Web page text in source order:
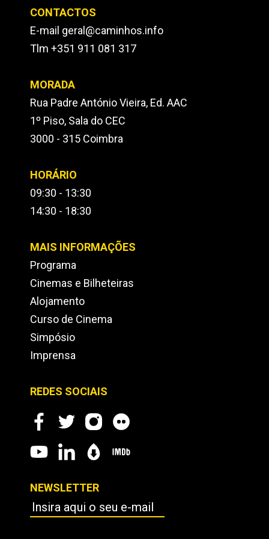
CONTACTOS
E-mail geral@caminhos.info
Tlm +351 911 081 317
MORADA
Rua Padre António Vieira, Ed. AAC
1º Piso, Sala do CEC
3000 - 315 Coimbra
HORÁRIO
09:30 - 13:30
14:30 - 18:30
MAIS INFORMAÇÕES
Programa
Cinemas e Bilheteiras
Alojamento
Curso de Cinema
Simpósio
Imprensa
REDES SOCIAIS
NEWSLETTER